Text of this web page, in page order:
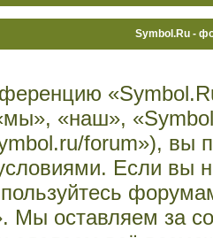
Symbol.Ru -
«наш»,
forum»), вы
Если вы
пользуйтесь
Мы оставляем за